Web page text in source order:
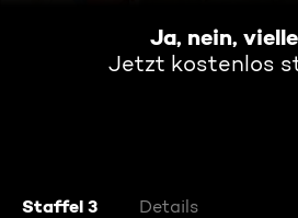
Ja, nein,
Jetzt kostenlos
Staffel 3 Details